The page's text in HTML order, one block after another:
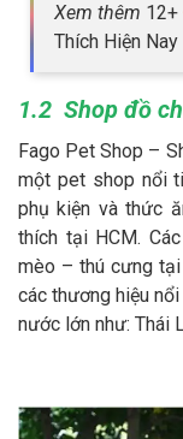
Xem thêm 12+
Thích Hiện Nay
1.2 Shop đồ
Fago Pet Shop –
một pet shop nổi
phụ kiện và thức
thích tại HCM.
mèo – thú cưng
các thương hiệu
nước lớn như: Thái